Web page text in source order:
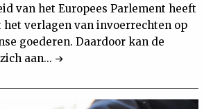
van het Europees Parlement heeft
verlagen van invoerrechten op
goederen. Daardoor kan de
aan...